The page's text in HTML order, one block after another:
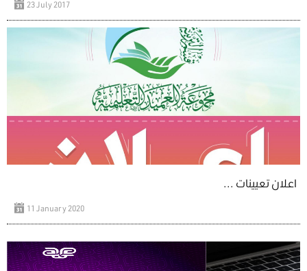
23 July 2017
اعلان تعيينات ...
11 January 2020